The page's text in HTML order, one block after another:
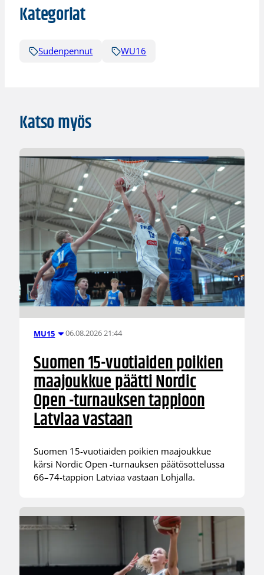
Kategoriat
Sudenpennut WU16
Katso myös
MU15 06.08.2026 21:44
Suomen 15-vuotiaiden poikien
maajoukkue päätti Nordic
Open -turnauksen tappioon
Latviaa vastaan
Suomen 15-vuotiaiden poikien maajoukkue
kärsi Nordic Open -turnauksen päätösottelussa
66–74-tappion Latviaa vastaan Lohjalla.